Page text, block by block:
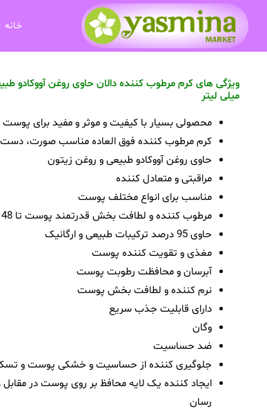
خانه
میلی لیتر
محصولی بسیار با کیفیت و موثر و مفید برای پوست
کرم مرطوب کننده فوق العاده مناسب صورت،
حاوی روغن آووکادو طبیعی و روغن زیتون
مراقبتی و متعادل کننده
مناسب برای انواع مختلف پوست
مرطوب کننده و لطافت بخش قدرتمند پوست تا 48 ساعت
حاوی 95 درصد ترکیبات طبیعی و ارگانیک
مغذی و تقویت کننده پوست
آبرسان و محافظت رطوبت پوست
نرم کننده و لطافت بخش پوست
دارای قابلیت جذب سریع
وگان
ضد حساسیت
جلوگیری کننده از حساسیت و خشکی پوست و
ایجاد کننده یک لایه محافظ بر روی پوست در
رسان